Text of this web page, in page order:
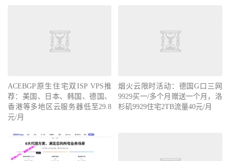
ACEBGP原生住宅双ISP VPS推
荐：美国、日本、韩国、德国、
香港等多地区云服务器低至29.8
元/月
烟火云限时活动：德国G口三网
9929买一/多个月赠送一个月，洛
杉矶9929住宅2TB流量40元/月